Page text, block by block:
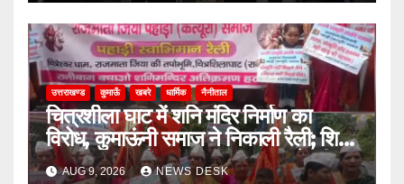
उत्तराखण्ड कुमाऊँ खबरे धार्मिक नैनीताल
चित्रशीला घाट में शनि मंदिर निर्माण का
विरोध, कुमाऊंनी समाज ने निकाली रैली; शिव
स्थान की पुरानी पहचान बरकरार रखने की
AUG 9, 2026 NEWS DESK